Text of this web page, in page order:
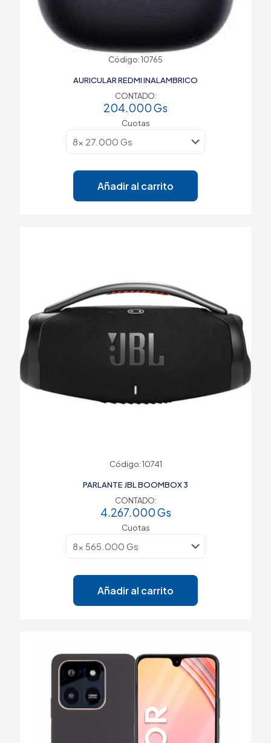
Código: 10765
AURICULAR REDMI INALAMBRICO
CONTADO:
204.000Gs
Cuotas
Añadir al carrito
Código: 10741
PARLANTE JBL BOOMBOX 3
CONTADO:
4.267.000Gs
Cuotas
Añadir al carrito